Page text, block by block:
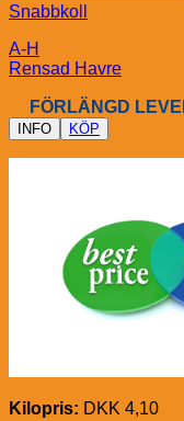
Snabbkoll
A-H
Rensad Havre
FÖRLÄNGD
INFO KÖP
Kilopris: DKK 4,10